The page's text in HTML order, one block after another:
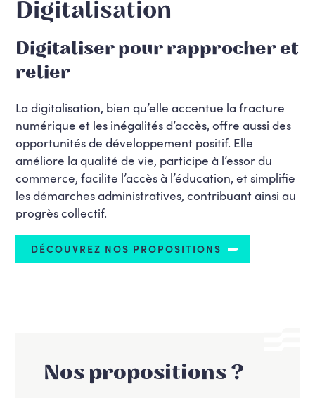
Digitalisation
Digitaliser pour rapprocher et
relier
La digitalisation, bien qu’elle accentue la fracture
numérique et les inégalités d’accès, offre aussi des
opportunités de développement positif. Elle
améliore la qualité de vie, participe à l’essor du
commerce, facilite l’accès à l’éducation, et simplifie
les démarches administratives, contribuant ainsi au
progrès collectif.
DÉCOUVREZ NOS PROPOSITIONS
Nos propositions ?